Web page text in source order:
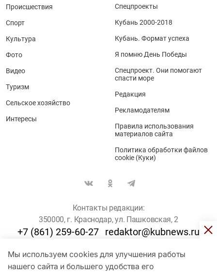
Мы используем cookies для улучшения работы
нашего сайта и большего удобства его
Происшествия
Спорт
Культура
Фото
Видео
Туризм
Сельское хозяйство
Интересы
Спецпроекты
Кубань 2000-2018
Кубань. Формат успеха
Я помню День Победы
Спецпроект. Они помогают
спасти море
Редакция
Рекламодателям
Правила использования
материалов сайта
Политика обработки файлов
cookie (Куки)
Контакты редакции:
350000, г. Краснодар, ул. Пашковская, 2
+7 (861) 259-60-27 redaktor@kubnews.ru
Для пользователей старше 16 лет